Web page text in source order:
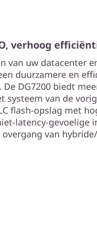
verhoog
van uw datacenter
duurzamere en
DG7200 biedt
systeem van de
flash-opslag met
latency-gevoelige
van